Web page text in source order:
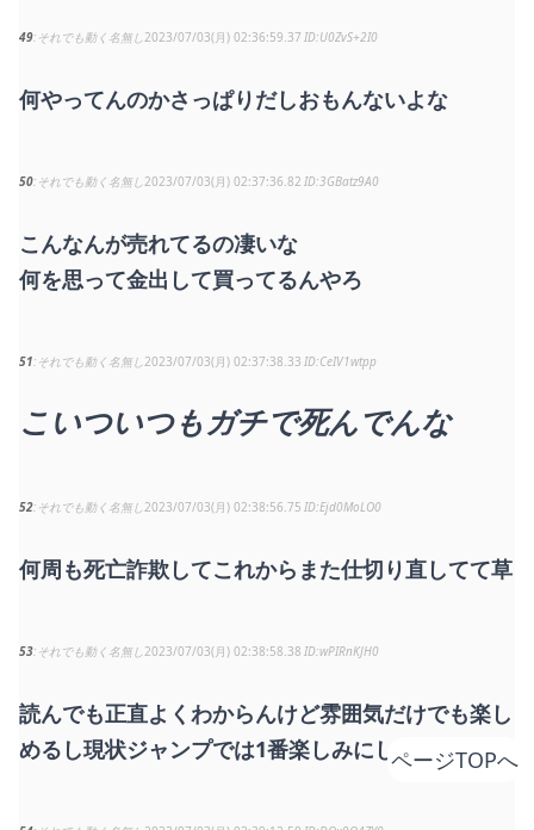
49 それでも動く名無し2023/07/03(月) 02:36:59.37 U0ZvS+2I0
何やってんのかさっぱりだしおもんないよな
50 それでも動く名無し2023/07/03(月) 02:37:36.82 3GBatz9A0
こんなんが売れてるの凄いな
何を思って金出して買ってるんやろ
51 それでも動く名無し2023/07/03(月) 02:37:38.33 CeIV1wtpp
こいついつもガチで死んでんな
52 それでも動く名無し2023/07/03(月) 02:38:56.75 Ejd0MoLO0
何周も死亡詐欺してこれからまた仕切り直してて草
53 それでも動く名無し2023/07/03(月) 02:38:58.38 wPIRnKJH0
読んでも正直よくわからんけど雰囲気だけでも楽し
めるし現状ジャンプでは1番楽しみにしてるページTOPへ